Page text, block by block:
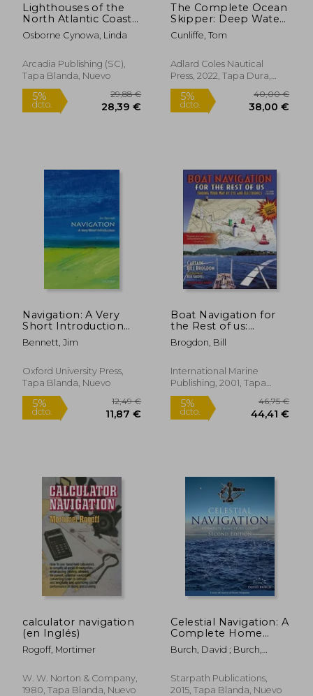
6,70 € dcto.
Lighthouses of the
North Atlantic Coast
(en Inglés)
Osborne Cynowa, Linda
Arcadia Publishing (SC),
Tapa Blanda, Nuevo
5%
dcto. 28,39 €
The Complete Ocean
Skipper: Deep Water
Voyaging, Navigation
and Yacht
Inglés)
Cunliffe, Tom
Adlard Coles Nautical
Press, 2022, Tapa Dura,
Nuevo
dcto.
Navigation: A Very
Short Introduction
(Very Short
Introductions) (en
Bennett, Jim
Oxford University Press,
Tapa Blanda, Nuevo
Boat Navigation for
the Rest of us:
Finding Your way by
eye and Electronics
Brogdon, Bill
International Marine
Publishing, 2001, Tapa
Blanda, Nuevo
calculator navigation
(en Inglés)
Rogoff, Mortimer
W. W. Norton & Company,
1980, Tapa Blanda, Nuevo
Celestial Navigation: A
Complete Home
Study Course, Second
Edition (en Inglés)
Burch, David ; Burch,
Starpath Publications,
2015, Tapa Blanda, Nuevo